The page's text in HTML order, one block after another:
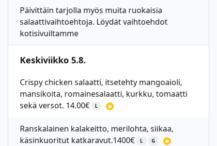
Päivittäin tarjolla myös muita ruokaisia
salaattivaihtoehtoja. Löydät vaihtoehdot
kotisivuiltamme
Keskiviikko 5.8.
Crispy chicken salaatti, itsetehty mangoaioli,
mansikoita, romainesalaatti, kurkku, tomaatti
sekä versot. 14.00€
L
Ranskalainen kalakeitto, merilohta, siikaa,
käsinkuoritut katkaravut.1400€
L G